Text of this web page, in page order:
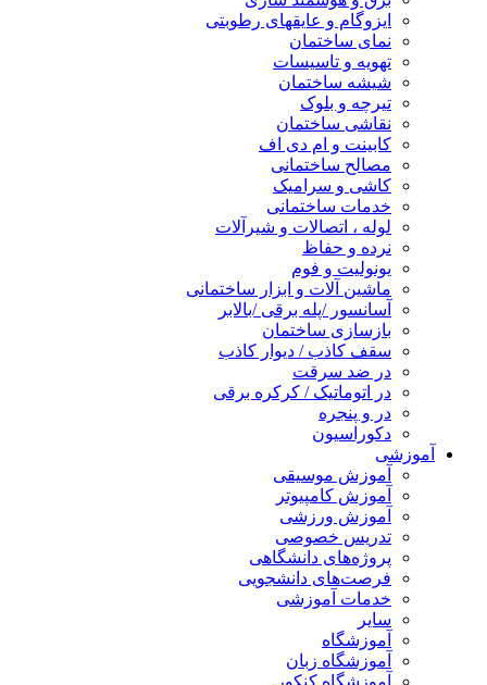
ایزوگام و عایقهای رطوبتی
نمای ساختمان
تهویه و تاسیسات
شیشه ساختمان
تیرچه و بلوک
نقاشی ساختمان
کابینت و ام دی اف
مصالح ساختمانی
کاشی و سرامیک
خدمات ساختمانی
لوله ، اتصالات و شیرآلات
نرده و حفاظ
یونولیت و فوم
ماشین آلات و ابزار ساختمانی
آسانسور /پله برقی /بالابر
بازسازی ساختمان
سقف کاذب / دیوار کاذب
در ضد سرقت
در اتوماتیک / کرکره برقی
در و پنجره
دکوراسیون
آموزشی
آموزش موسیقی
آموزش کامپیوتر
آموزش ورزشی
تدریس خصوصی
پروژه‌های دانشگاهی
فرصت‌های دانشجویی
خدمات آموزشی
سایر
آموزشگاه
آموزشگاه زبان